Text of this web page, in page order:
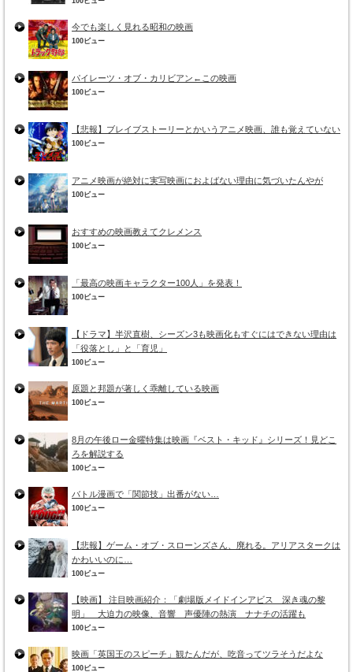
今でも楽しく見れる昭和の映画
100ビュー
パイレーツ・オブ・カリビアン←この映画
100ビュー
【悲報】ブレイブストーリーとかいうアニメ映画、誰も覚えていない
100ビュー
アニメ映画が絶対に実写映画におよばない理由に気づいたんやが
100ビュー
おすすめの映画教えてクレメンス
100ビュー
「最高の映画キャラクター100人」を発表！
100ビュー
【ドラマ】半沢直樹、シーズン3も映画化もすぐにはできない理由は
「役落とし」と「育児」
100ビュー
原題と邦題が著しく乖離している映画
100ビュー
8月の午後ロー金曜特集は映画『ベスト・キッド』シリーズ！見どこ
ろを解説する
100ビュー
バトル漫画で「関節技」出番がない…
100ビュー
【悲報】ゲーム・オブ・スローンズさん、廃れる。アリアスタークは
かわいいのに…
100ビュー
【映画】 注目映画紹介：「劇場版メイドインアビス 深き魂の黎
明」 大迫力の映像、音響 声優陣の熱演 ナナチの活躍も
100ビュー
映画「英国王のスピーチ」観たんだが、吃音ってツラそうだよな
100ビュー